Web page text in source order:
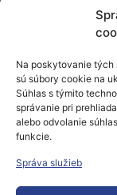
Na poskytovanie tých
sú súbory cookie na
Súhlas s týmito
správanie pri
alebo odvolanie
funkcie.
Správa služieb
V rámci
týkajúca sa
Chairs:
7.
Sciences
Jozef
Technology